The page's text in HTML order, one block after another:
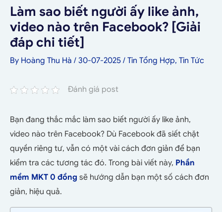
Làm sao biết người ấy like ảnh,
video nào trên Facebook? [Giải
đáp chi tiết]
By Hoàng Thu Hà / 30-07-2025 / Tin Tổng Hợp, Tin Tức
Đánh giá post
Bạn đang thắc mắc làm sao biết người ấy like ảnh,
video nào trên Facebook? Dù Facebook đã siết chặt
quyền riêng tư, vẫn có một vài cách đơn giản để bạn
kiểm tra các tương tác đó. Trong bài viết này, Phần
mềm MKT 0 đồng sẽ hướng dẫn bạn một số cách đơn
giản, hiệu quả.